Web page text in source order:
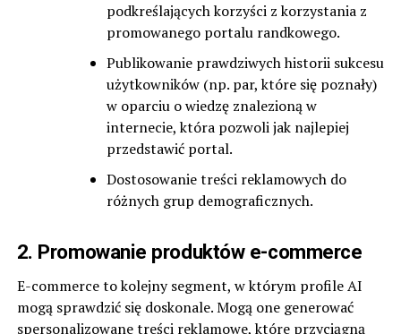
podkreślających korzyści z korzystania z
promowanego portalu randkowego.
Publikowanie prawdziwych historii sukcesu
użytkowników (np. par, które się poznały)
w oparciu o wiedzę znalezioną w
internecie, która pozwoli jak najlepiej
przedstawić portal.
Dostosowanie treści reklamowych do
różnych grup demograficznych.
2. Promowanie produktów e-commerce
E-commerce to kolejny segment, w którym profile AI
mogą sprawdzić się doskonale. Mogą one generować
spersonalizowane treści reklamowe, które przyciągną